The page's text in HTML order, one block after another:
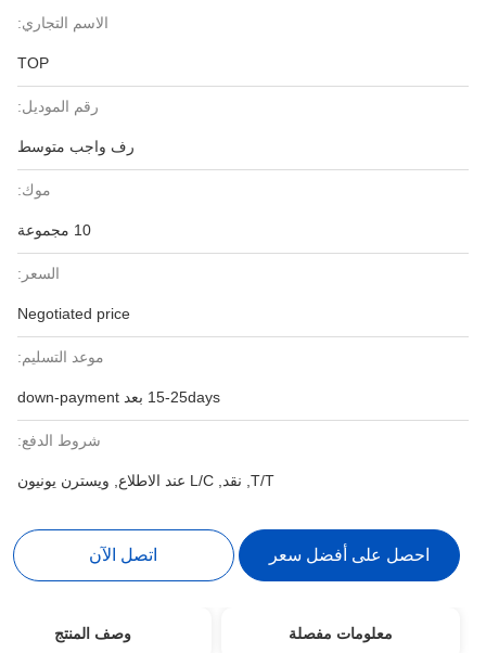
الاسم التجاري:
TOP
رقم الموديل:
رف واجب متوسط
موك:
10 مجموعة
السعر:
Negotiated price
موعد التسليم:
15-25days بعد down-payment
شروط الدفع:
T/T, نقد, L/C عند الاطلاع, ويسترن يونيون
احصل على أفضل سعر اتصل الآن
معلومات مفصلة وصف المنتج